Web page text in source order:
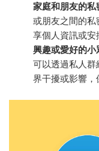
家庭和朋友的私
或朋友之間的私
享個人資訊或安
興趣或愛好的小
可以透過私人
界干擾或影響，